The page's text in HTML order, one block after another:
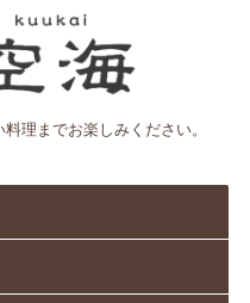
理までお楽しみください。